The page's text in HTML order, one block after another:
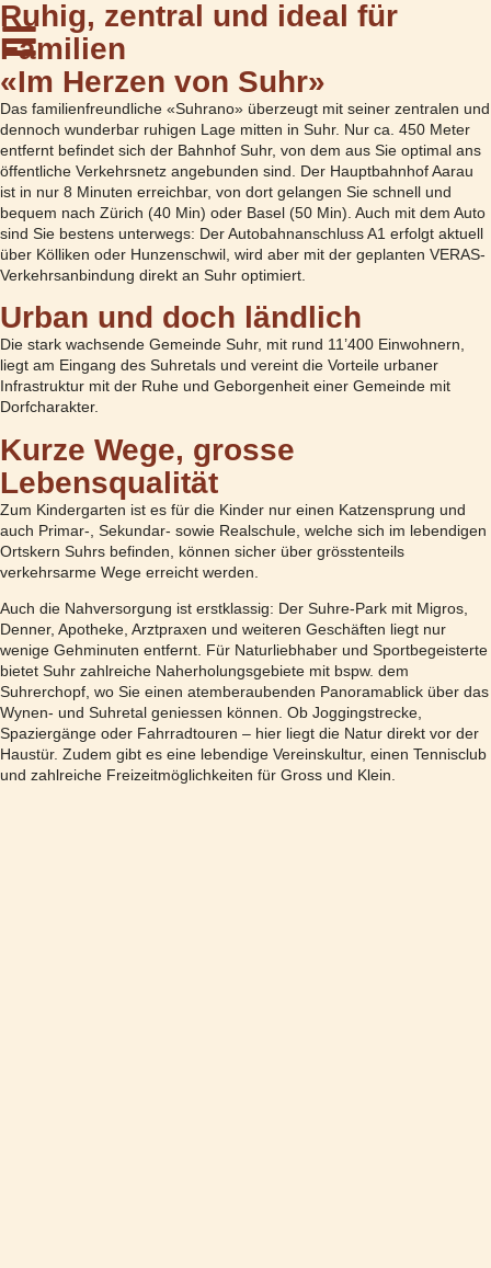
Ruhig, zentral und ideal für
Familien
«Im Herzen von Suhr»
Das familienfreundliche «Suhrano» überzeugt mit seiner zentralen und
dennoch wunderbar ruhigen Lage mitten in Suhr. Nur ca. 450 Meter
entfernt befindet sich der Bahnhof Suhr, von dem aus Sie optimal ans
öffentliche Verkehrsnetz angebunden sind. Der Hauptbahnhof Aarau
ist in nur 8 Minuten erreichbar, von dort gelangen Sie schnell und
bequem nach Zürich (40 Min) oder Basel (50 Min). Auch mit dem Auto
sind Sie bestens unterwegs: Der Autobahnanschluss A1 erfolgt aktuell
über Kölliken oder Hunzenschwil, wird aber mit der geplanten VERAS-
Verkehrsanbindung direkt an Suhr optimiert.
Urban und doch ländlich
Die stark wachsende Gemeinde Suhr, mit rund 11’400 Einwohnern,
liegt am Eingang des Suhretals und vereint die Vorteile urbaner
Infrastruktur mit der Ruhe und Geborgenheit einer Gemeinde mit
Dorfcharakter.
Kurze Wege, grosse
Lebensqualität
Zum Kindergarten ist es für die Kinder nur einen Katzensprung und
auch Primar-, Sekundar- sowie Realschule, welche sich im lebendigen
Ortskern Suhrs befinden, können sicher über grösstenteils
verkehrsarme Wege erreicht werden.
Auch die Nahversorgung ist erstklassig: Der Suhre-Park mit Migros,
Denner, Apotheke, Arztpraxen und weiteren Geschäften liegt nur
wenige Gehminuten entfernt. Für Naturliebhaber und Sportbegeisterte
bietet Suhr zahlreiche Naherholungsgebiete mit bspw. dem
Suhrerchopf, wo Sie einen atemberaubenden Panoramablick über das
Wynen- und Suhretal geniessen können. Ob Joggingstrecke,
Spaziergänge oder Fahrradtouren – hier liegt die Natur direkt vor der
Haustür. Zudem gibt es eine lebendige Vereinskultur, einen Tennisclub
und zahlreiche Freizeitmöglichkeiten für Gross und Klein.